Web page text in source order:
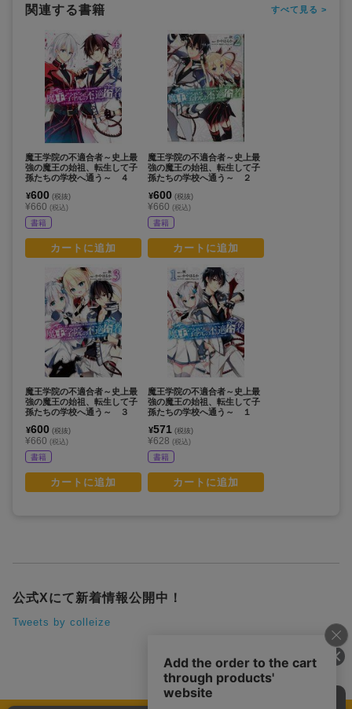
関連する書籍 すべて見る >
魔王学院の不適合者～史上最
強の魔王の始祖、転生して子
孫たちの学校へ通う～ ４
¥600 (税抜)
¥660 (税込)
書籍
カートに追加
魔王学院の不適合者～史上最
強の魔王の始祖、転生して子
孫たちの学校へ通う～ ３
¥600 (税抜)
¥660 (税込)
書籍
カートに追加
魔王学院の不適合者～史上最
強の魔王の始祖、転生して子
孫たちの学校へ通う～ ２
¥600 (税抜)
¥660 (税込)
書籍
カートに追加
魔王学院の不適合者～史上最
強の魔王の始祖、転生して子
孫たちの学校へ通う～ １
¥571 (税抜)
¥628 (税込)
書籍
カートに追加
公式Xにて新着情報公開中！
Tweets by colleize